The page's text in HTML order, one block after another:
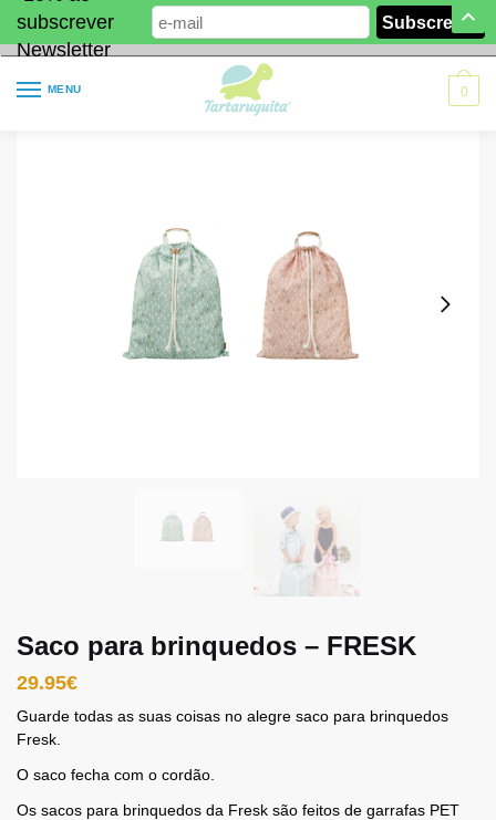
subscrever
Newsletter
MENU 0
Saco para brinquedos – FRESK
29.95€
Guarde todas as suas coisas no alegre saco para brinquedos
Fresk.
O saco fecha com o cordão.
Os sacos para brinquedos da Fresk são feitos de garrafas PET